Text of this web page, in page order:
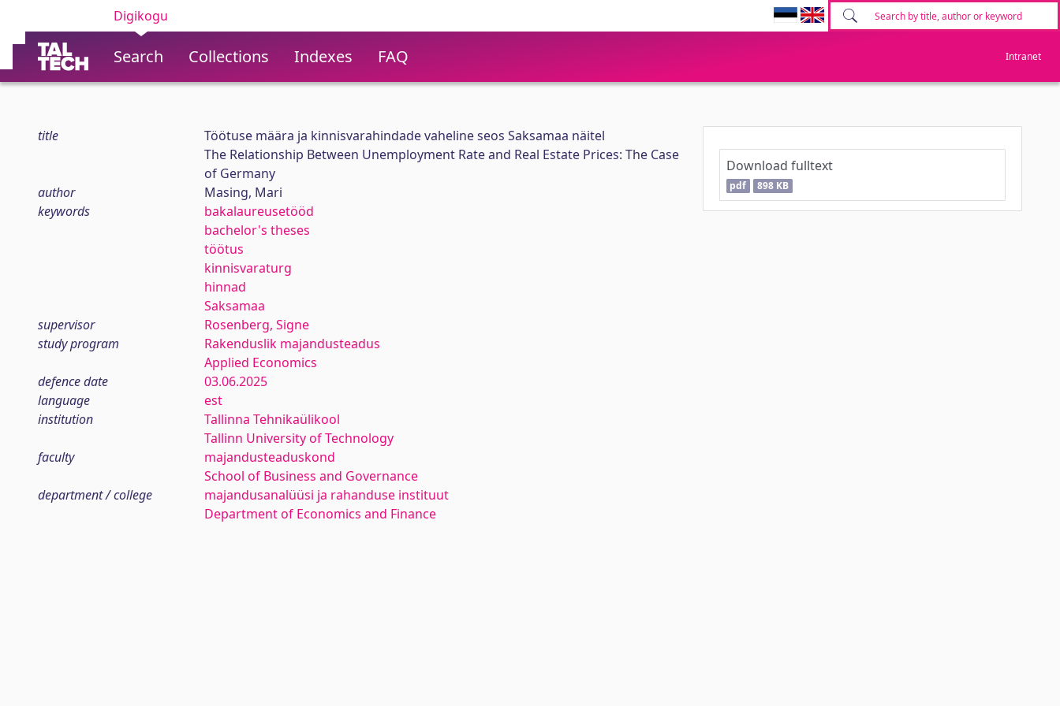
Digikogu
Search Collections Indexes FAQ Intranet
title
Töötuse määra ja kinnisvarahindade vaheline seos Saksamaa näitel
The Relationship Between Unemployment Rate and Real Estate Prices: The Case
of Germany
author
Masing, Mari
keywords
bakalaureusetööd
bachelor's theses
töötus
kinnisvaraturg
hinnad
Saksamaa
supervisor
Rosenberg, Signe
study program
Rakenduslik majandusteadus
Applied Economics
defence date
03.06.2025
language
est
institution
Tallinna Tehnikaülikool
Tallinn University of Technology
faculty
majandusteaduskond
School of Business and Governance
department / college
majandusanalüüsi ja rahanduse instituut
Department of Economics and Finance
Download fulltext
pdf 898 KB